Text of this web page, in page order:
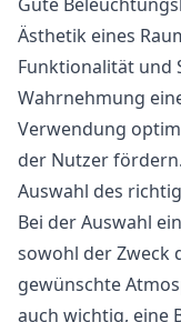
Ästhetik eines
Funktionalität und
Wahrnehmung
Verwendung
der Nutzer fördern.
Auswahl des
Bei der Auswahl
sowohl der Zweck
gewünschte
auch wichtig, eine